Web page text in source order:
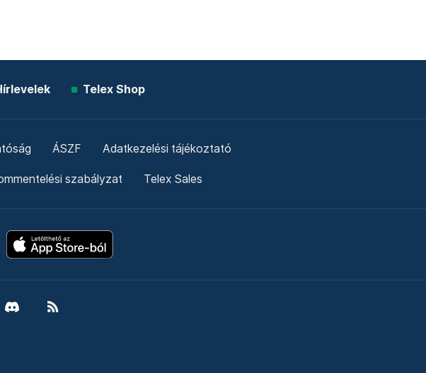
Telex Shop
ÁSZF Adatkezelési tájékoztató
szabályzat Telex Sales